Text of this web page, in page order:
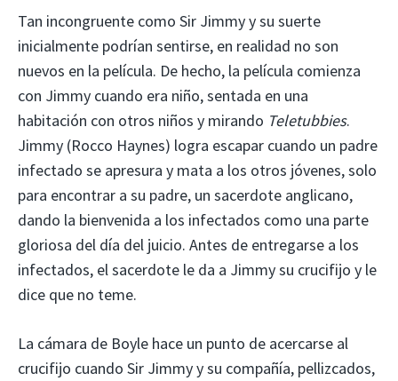
Tan incongruente como Sir Jimmy y su suerte
inicialmente podrían sentirse, en realidad no son
nuevos en la película. De hecho, la película comienza
con Jimmy cuando era niño, sentada en una
habitación con otros niños y mirando Teletubbies.
Jimmy (Rocco Haynes) logra escapar cuando un padre
infectado se apresura y mata a los otros jóvenes, solo
para encontrar a su padre, un sacerdote anglicano,
dando la bienvenida a los infectados como una parte
gloriosa del día del juicio. Antes de entregarse a los
infectados, el sacerdote le da a Jimmy su crucifijo y le
dice que no teme.
La cámara de Boyle hace un punto de acercarse al
crucifijo cuando Sir Jimmy y su compañía, pellizcados,